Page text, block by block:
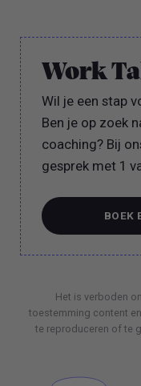
Work
Wil je een stap
Ben je op zoek
coaching? Bij
gesprek met 1
BOEK
BOEK
Het is verboden
toestemming content
te reproduceren of te